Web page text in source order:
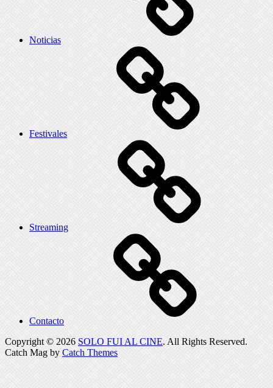
Noticias
Festivales
Streaming
Contacto
Copyright © 2026 SOLO FUI AL CINE. All Rights Reserved.
Catch Mag by Catch Themes